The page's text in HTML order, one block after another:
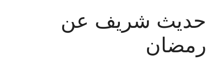
حديث شريف عن
رمضان